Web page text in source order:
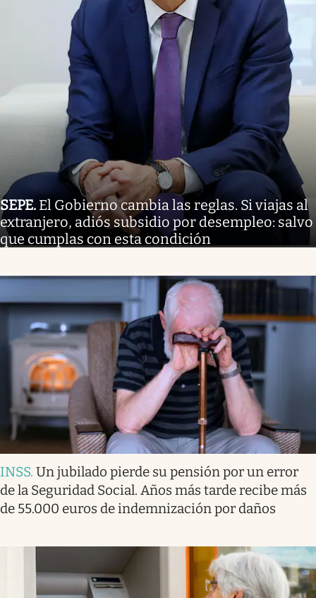
SEPE. El Gobierno cambia las reglas. Si viajas al
extranjero, adiós subsidio por desempleo: salvo
que cumplas con esta condición
INSS. Un jubilado pierde su pensión por un error
de la Seguridad Social. Años más tarde recibe más
de 55.000 euros de indemnización por daños